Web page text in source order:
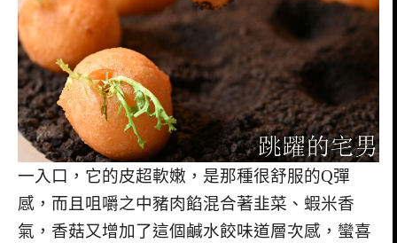
一入口，它的皮超軟嫩，是那種很舒服的Q彈
感，而且咀嚼之中豬肉餡混合著韭菜、蝦米香
氣，香菇又增加了這個鹹水餃味道層次感，蠻喜